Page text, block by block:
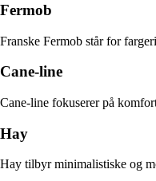
Fermob
Franske Fermob står for
Cane-line
Cane-line fokuserer på
Hay
Hay tilbyr minimalistiske og